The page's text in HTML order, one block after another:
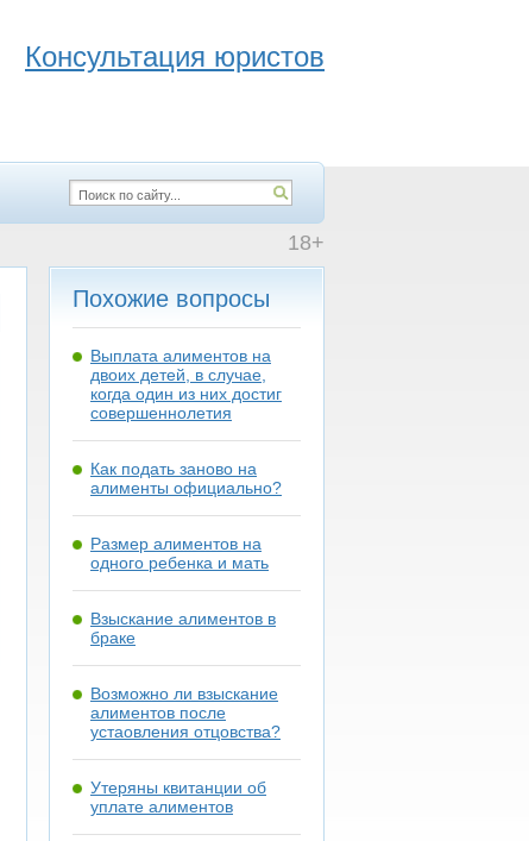
Консультация юристов
18+
Похожие вопросы
Выплата алиментов на
двоих детей, в случае,
когда один из них достиг
совершеннолетия
Как подать заново на
алименты официально?
Размер алиментов на
одного ребенка и мать
Взыскание алиментов в
браке
Возможно ли взыскание
алиментов после
устаовления отцовства?
Утеряны квитанции об
уплате алиментов